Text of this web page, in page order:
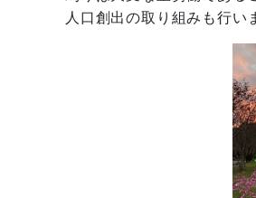
人口創出の取り組みも行い